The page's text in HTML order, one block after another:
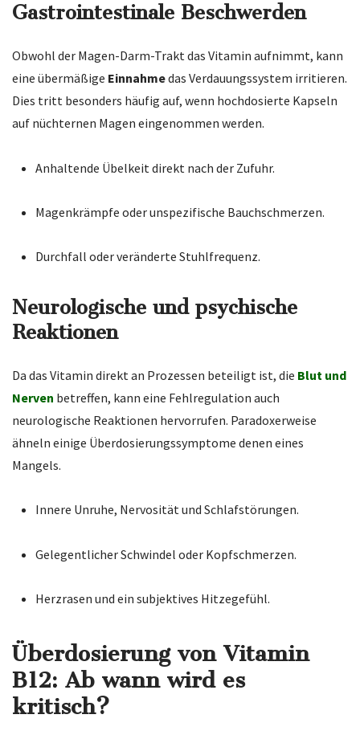
Gastrointestinale Beschwerden
Obwohl der Magen-Darm-Trakt das Vitamin aufnimmt, kann
eine übermäßige Einnahmedas Verdauungssystem irritieren.
Dies tritt besonders häufig auf, wenn hochdosierte Kapseln
auf nüchternen Magen eingenommen werden.
Anhaltende Übelkeit direkt nach der Zufuhr.
Magenkrämpfe oder unspezifische Bauchschmerzen.
Durchfall oder veränderte Stuhlfrequenz.
Neurologische und psychische
Reaktionen
Da das Vitamin direkt an Prozessen beteiligt ist, die Blut und
Nerven betreffen, kann eine Fehlregulation auch
neurologische Reaktionen hervorrufen. Paradoxerweise
ähneln einige Überdosierungssymptome denen eines
Mangels.
Innere Unruhe, Nervosität und Schlafstörungen.
Gelegentlicher Schwindel oder Kopfschmerzen.
Herzrasen und ein subjektives Hitzegefühl.
Überdosierung von Vitamin
B12: Ab wann wird es
kritisch?